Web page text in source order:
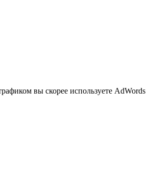
вы скорее используете AdWords